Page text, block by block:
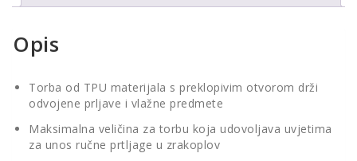
Opis
Torba od TPU materijala s preklopivim otvorom drži
odvojene prljave i vlažne predmete
Maksimalna veličina za torbu koja udovoljava uvjetima
za unos ručne prtljage u zrakoplov